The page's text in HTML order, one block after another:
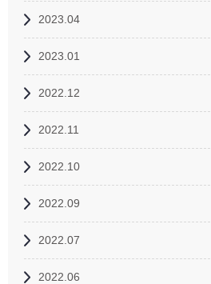
2023.04
2023.01
2022.12
2022.11
2022.10
2022.09
2022.07
2022.06